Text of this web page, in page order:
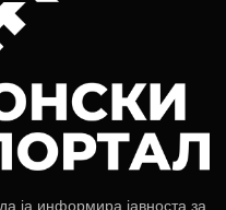
ја информира јавноста за